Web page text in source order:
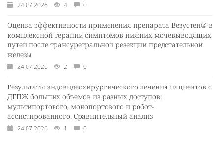
24.07.2026 4 0
Оценка эффективности применения препарата Везустен® в
комплексной терапии симптомов нижних мочевыводящих
путей после трансуретральной резекции предстательной
железы
24.07.2026 2 0
Результаты эндовидеохирургического лечения пациентов с
ДГПЖ больших объемов из разных доступов:
мультипортового, монопортового и робот-
ассистированного. Сравнительный анализ
24.07.2026 1 0